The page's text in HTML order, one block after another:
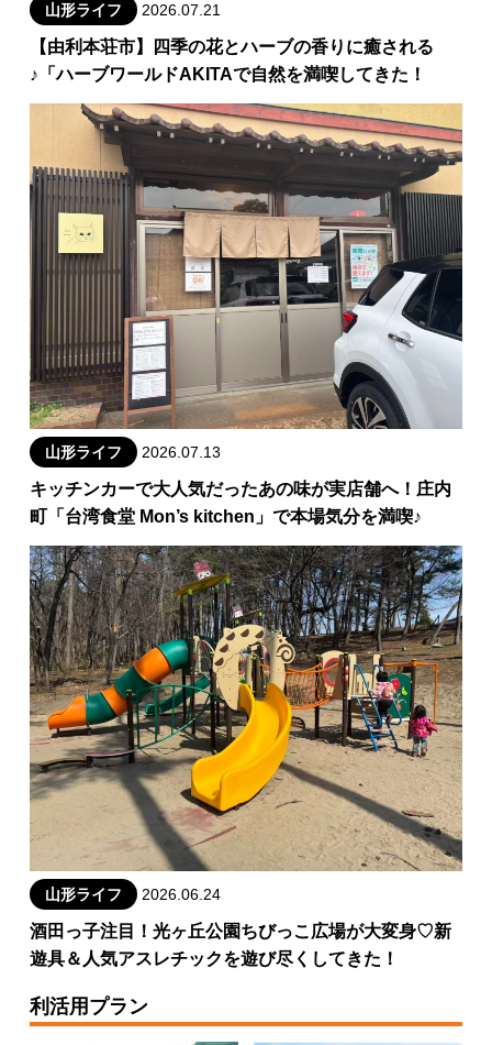
山形ライフ 2026.07.21
【由利本荘市】四季の花とハーブの香りに癒される
♪「ハーブワールドAKITAで自然を満喫してきた！
山形ライフ 2026.07.13
キッチンカーで大人気だったあの味が実店舗へ！庄内
町「台湾食堂 Mon’s kitchen」で本場気分を満喫♪
山形ライフ 2026.06.24
酒田っ子注目！光ヶ丘公園ちびっこ広場が大変身♡新
遊具＆人気アスレチックを遊び尽くしてきた！
利活用プラン